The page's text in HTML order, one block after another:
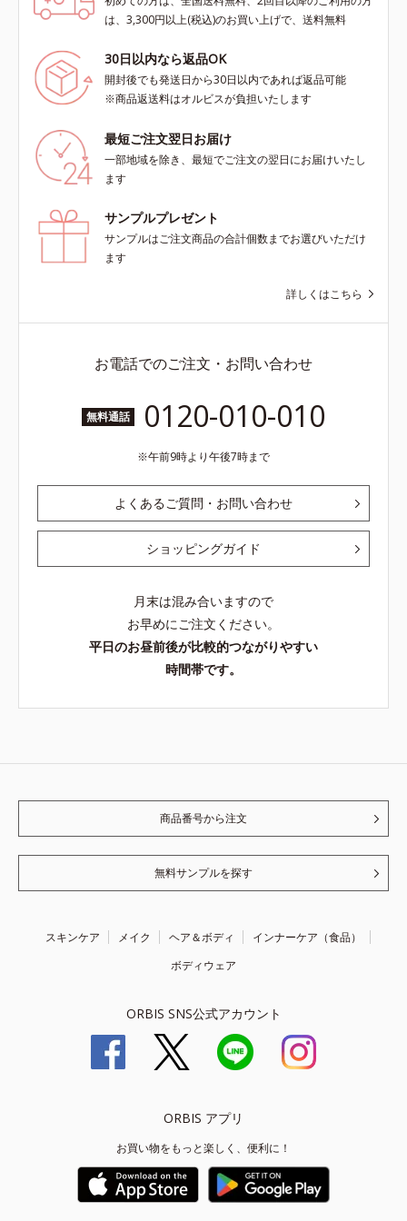
は、3,300円以上(税込)のお買い上げで、送料無料
30日以内なら返品OK
開封後でも発送日から30日以内であれば返品可能
※商品返送料はオルビスが負担いたします
最短ご注文翌日お届け
一部地域を除き、最短でご注文の翌日にお届けいたし
ます
サンプルプレゼント
サンプルはご注文商品の合計個数までお選びいただけ
ます
詳しくはこちら
お電話でのご注文・お問い合わせ
無料通話 0120-010-010
午前9時より午後7時まで
よくあるご質問・お問い合わせ
ショッピングガイド
月末は混み合いますので
お早めにご注文ください。
平日のお昼前後が比較的つながりやすい
時間帯です。
商品番号から注文
無料サンプルを探す
スキンケア メイク ヘア＆ボディ
インナーケア（食品）
ボディウェア
ORBIS SNS公式アカウント
ORBIS アプリ
お買い物をもっと楽しく、便利に！